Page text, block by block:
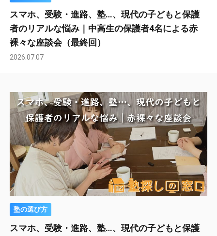
スマホ、受験・進路、塾…、現代の子どもと保護
者のリアルな悩み｜中高生の保護者4名による赤
裸々な座談会（最終回）
2026.07.07
塾の選び方
スマホ、受験・進路、塾…、現代の子どもと保護